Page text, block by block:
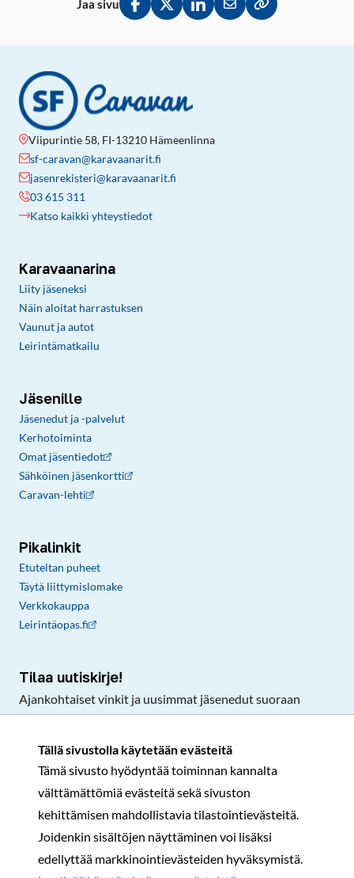
Tällä sivustolla käytetään evästeitä
Tämä sivusto hyödyntää toiminnan kannalta
välttämättömiä evästeitä sekä sivuston
kehittämisen mahdollistavia tilastointievästeitä.
Joidenkin sisältöjen näyttäminen voi lisäksi
edellyttää markkinointievästeiden hyväksymistä.
Jaa sivu
Jaa Facebookissa
Jaa Twitterissä
Jaa LinkedInissä
Jaa sähköpostitse
Kopioi linkki
Viipurintie 58, FI-13210 Hämeenlinna
sf-caravan@karavaanarit.fi
jasenrekisteri@karavaanarit.fi
03 615 311
Katso kaikki yhteystiedot
Karavaanarina
Liity jäseneksi
Näin aloitat harrastuksen
Vaunut ja autot
Leirintämatkailu
Jäsenille
Jäsenedut ja -palvelut
Kerhotoiminta
Omat jäsentiedot
Sähköinen jäsenkortti
Caravan-lehti
Pikalinkit
Etuteltan puheet
Täytä liittymislomake
Verkkokauppa
Leirintäopas.fi
Tilaa uutiskirje!
Ajankohtaiset vinkit ja uusimmat jäsenedut suoraan
Rekisteri- ja tietosuojaselosteSopimusehdot